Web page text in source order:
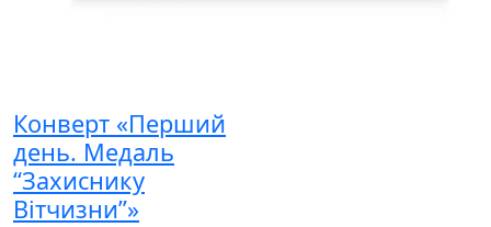
Конверт «Перший
день. Медаль
“Захиснику
Вітчизни”»